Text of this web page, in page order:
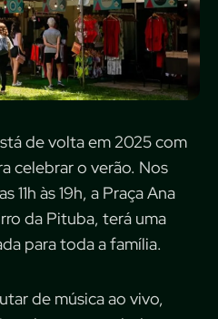
de volta em 2025 com
celebrar o verão. Nos
11h às 19h, a Praça Ana
da Pituba, terá uma
para toda a família.
de música ao vivo,